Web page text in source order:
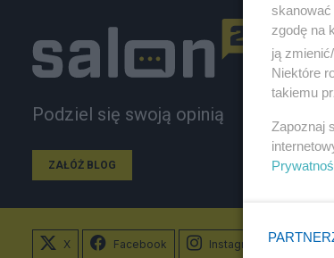
Podziel się swoją opinią
ZAŁÓŻ BLOG
X Facebook Instagram
zgodę na
ją
Niektóre
takiemu
Zapoznaj